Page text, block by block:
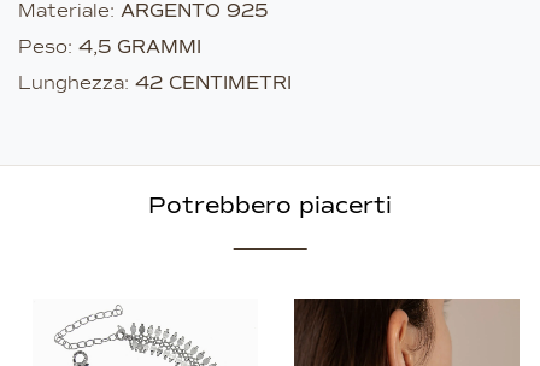
Materiale: ARGENTO 925
Peso: 4,5 GRAMMI
Lunghezza: 42 CENTIMETRI
Potrebbero piacerti